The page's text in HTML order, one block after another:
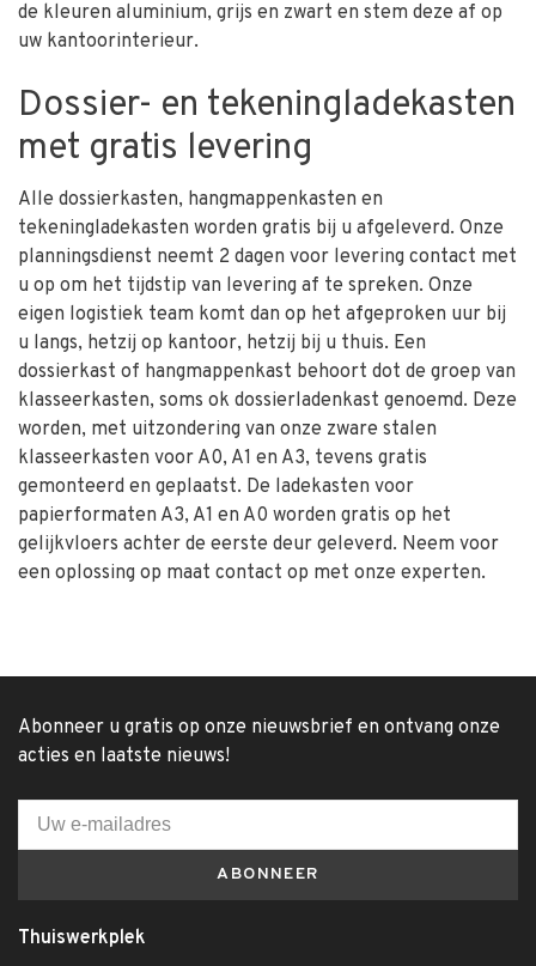
de kleuren aluminium, grijs en zwart en stem deze af op
uw kantoorinterieur.
Dossier- en tekeningladekasten
met gratis levering
Alle dossierkasten, hangmappenkasten en
tekeningladekasten worden gratis bij u afgeleverd. Onze
planningsdienst neemt 2 dagen voor levering contact met
u op om het tijdstip van levering af te spreken. Onze
eigen logistiek team komt dan op het afgeproken uur bij
u langs, hetzij op kantoor, hetzij bij u thuis. Een
dossierkast of hangmappenkast behoort dot de groep van
klasseerkasten, soms ok dossierladenkast genoemd. Deze
worden, met uitzondering van onze zware stalen
klasseerkasten voor A0, A1 en A3, tevens gratis
gemonteerd en geplaatst. De ladekasten voor
papierformaten A3, A1 en A0 worden gratis op het
gelijkvloers achter de eerste deur geleverd. Neem voor
een oplossing op maat contact op met onze experten.
Abonneer u gratis op onze nieuwsbrief en ontvang onze
acties en laatste nieuws!
ABONNEER
Thuiswerkplek